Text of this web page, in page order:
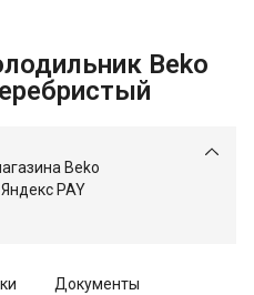
Beko
Beko
PAY
Документы